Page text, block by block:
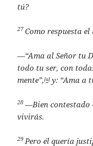
tú?
27Como respuesta
—“Ama al Señor tu
todo tu ser, con
mente”,[a]y: “Ama a
28 —Bien contestado
vivirás.
29 Pero él quería